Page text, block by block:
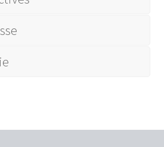
avez dit empathie!